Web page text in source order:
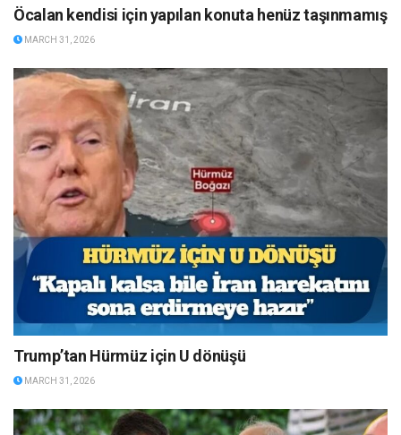
Öcalan kendisi için yapılan konuta henüz taşınmamış
MARCH 31, 2026
Trump’tan Hürmüz için U dönüşü
MARCH 31, 2026